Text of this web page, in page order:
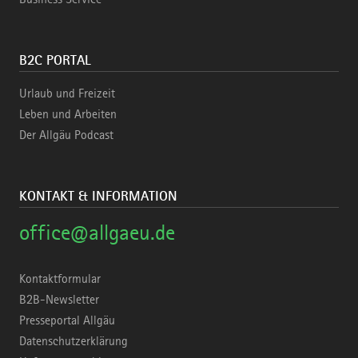
B2C PORTAL
Urlaub und Freizeit
Leben und Arbeiten
Der Allgäu Podcast
KONTAKT & INFORMATION
office@allgaeu.de
Kontaktformular
B2B-Newsletter
Presseportal Allgäu
Datenschutzerklärung